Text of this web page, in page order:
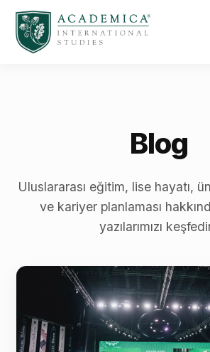
Blog
Uluslararası eğitim, lise hayatı,
ve kariyer planlaması
yazılarımızı